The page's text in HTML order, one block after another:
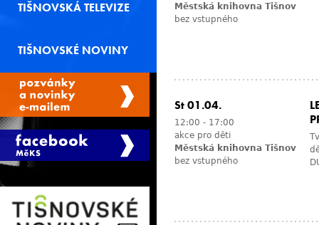
Městská knihovna Tišnov
bez vstupného
St 01.04.
12:00 - 17:00
akce pro děti
Městská knihovna Tišnov
bez vstupného
TIŠNOVSKÁ TELEVIZE
TIŠNOVSKÉ NOVINY